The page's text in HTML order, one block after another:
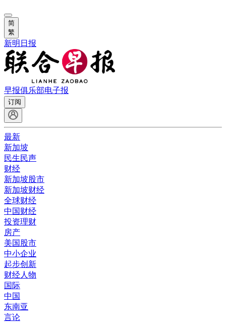
简
繁
新明日报
早报俱乐部电子报
订阅
最新
新加坡
民生民声
财经
新加坡股市
新加坡财经
全球财经
中国财经
投资理财
房产
美国股市
中小企业
起步创新
财经人物
国际
中国
东南亚
言论